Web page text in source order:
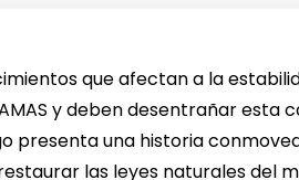
que afectan a la
y deben desentrañar esta
presenta una historia
las leyes naturales del